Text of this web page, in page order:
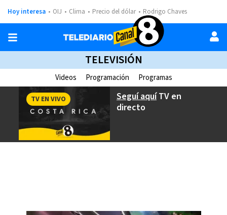
Hoy interesa OIJ Clima Precio del dólar Rodrigo Chaves
TELEVISIÓN
Videos Programación Programas
Seguí aquíTV en
directo
TV EN VIVO